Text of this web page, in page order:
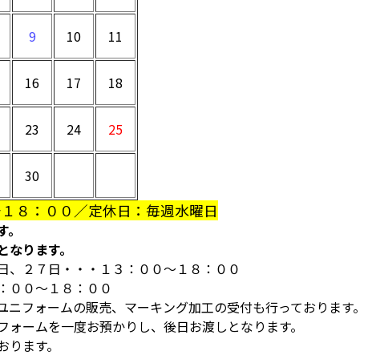
9 10 11
16 17 18
23 24 25
30
８：００／定休日：毎週水曜日
ります。
、２７日・・・１３：００～１８：００
００～１８：００
ニフォームの販売、マーキング加工の受付も行っております。
ームを一度お預かりし、後日お渡しとなります。
ます。